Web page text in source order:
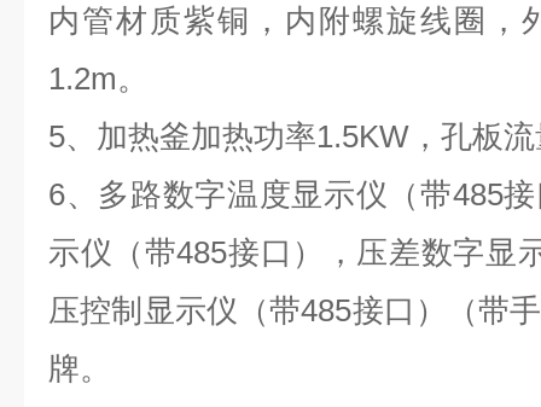
内管材质紫铜，内附螺旋线圈，
1.2m。
5、加热釜加热功率1.5KW，孔板
6、多路数字温度显示仪（带485
示仪（带485接口），压差数字显
压控制显示仪（带485接口）（带
牌。